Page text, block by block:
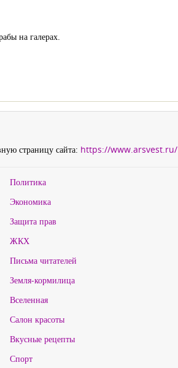
на галерах.
страницу сайта: https://www.arsvest.ru/
Политика
Экономика
Защита прав
ЖКХ
Письма читателей
Земля-кормилица
Вселенная
Салон красоты
Вкусные рецепты
Спорт